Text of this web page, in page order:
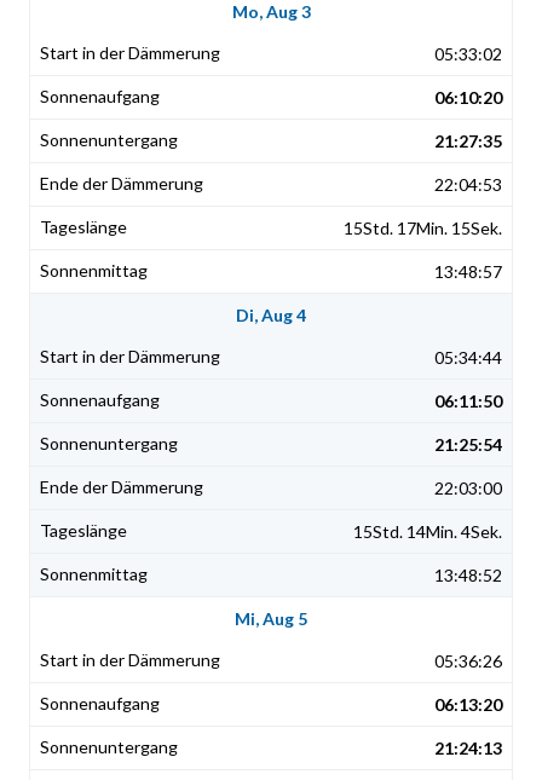
Mo, Aug 3
05:33:02
06:10:20
21:27:35
22:04:53
15Std. 17Min. 15Sek.
13:48:57
Di, Aug 4
05:34:44
06:11:50
21:25:54
22:03:00
15Std. 14Min. 4Sek.
13:48:52
Mi, Aug 5
05:36:26
06:13:20
21:24:13